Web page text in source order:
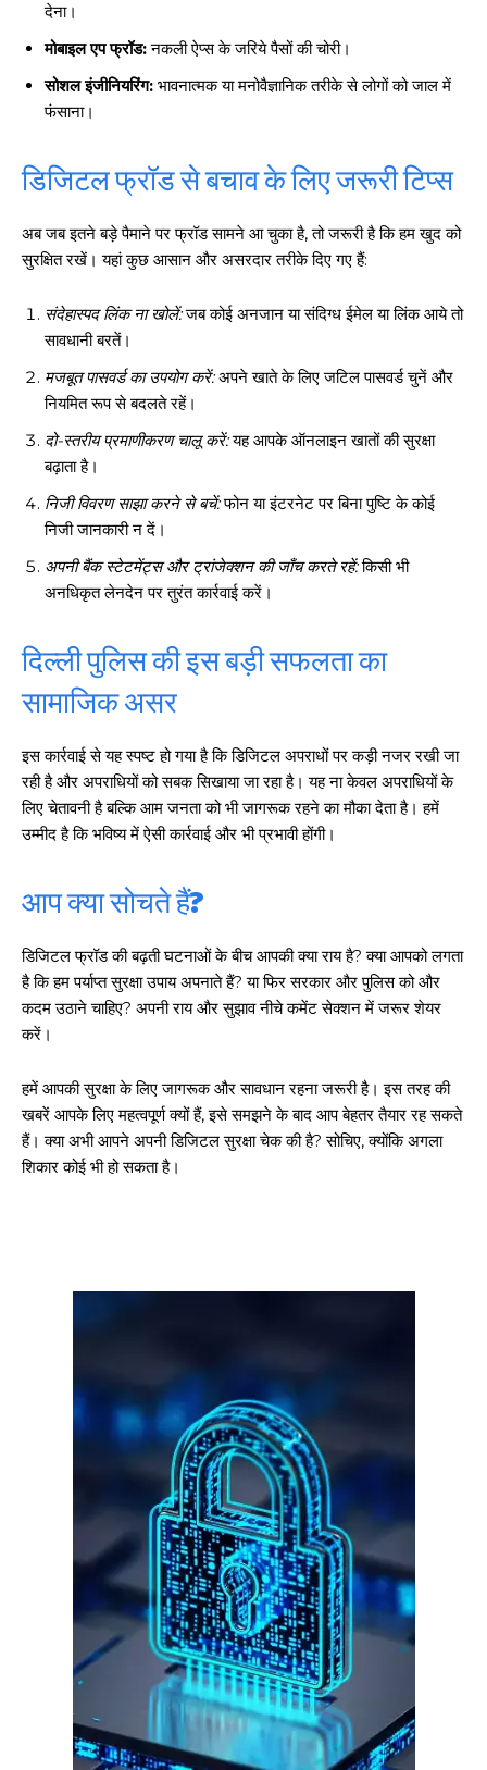
गुरुग्राम साइबर पुलिस ने बीते छह महीने में 18 बैंक कर्मचारियों को किया गिरफ्तार
इन लोगों ने लालच में आकर बैंक खाते खोलकर साइबर ठगों को उपलब्ध कराए
हर खाते के बदले मिलते थे 20 से 25 हजार
देना।
मोबाइल एप फ्रॉड:नकली ऐप्स के जरिये पैसों की चोरी।
सोशल इंजीनियरिंग: भावनात्मक या मनोवैज्ञानिक तरीके से लोगों को जाल में
फंसाना।
डिजिटल फ्रॉड से बचाव के लिए जरूरी टिप्स
अब जब इतने बड़े पैमाने पर फ्रॉड सामने आ चुका है, तो जरूरी है कि हम खुद को
सुरक्षित रखें। यहां कुछ आसान और असरदार तरीके दिए गए हैं:
संदेहास्पद लिंक ना खोलें:जब कोई अनजान या संदिग्ध ईमेल या लिंक आये तो
सावधानी बरतें।
मजबूत पासवर्ड का उपयोग करें:अपने खाते के लिए जटिल पासवर्ड चुनें और
नियमित रूप से बदलते रहें।
दो-स्तरीय प्रमाणीकरण चालू करें:यह आपके ऑनलाइन खातों की सुरक्षा
बढ़ाता है।
निजी विवरण साझा करने से बचें:फोन या इंटरनेट पर बिना पुष्टि के कोई
निजी जानकारी न दें।
अपनी बैंक स्टेटमेंट्स और ट्रांजेक्शन की जाँच करते रहें:किसी भी
अनधिकृत लेनदेन पर तुरंत कार्रवाई करें।
दिल्ली पुलिस की इस बड़ी सफलता का
सामाजिक असर
इस कार्रवाई से यह स्पष्ट हो गया है कि डिजिटल अपराधों पर कड़ी नजर रखी जा
रही है और अपराधियों को सबक सिखाया जा रहा है। यह ना केवल अपराधियों के
लिए चेतावनी है बल्कि आम जनता को भी जागरूक रहने का मौका देता है। हमें
उम्मीद है कि भविष्य में ऐसी कार्रवाई और भी प्रभावी होंगी।
आप क्या सोचते हैं?
डिजिटल फ्रॉड की बढ़ती घटनाओं के बीच आपकी क्या राय है? क्या आपको लगता
है कि हम पर्याप्त सुरक्षा उपाय अपनाते हैं? या फिर सरकार और पुलिस को और
कदम उठाने चाहिए? अपनी राय और सुझाव नीचे कमेंट सेक्शन में जरूर शेयर
करें।
हमें आपकी सुरक्षा के लिए जागरूक और सावधान रहना जरूरी है। इस तरह की
खबरें आपके लिए महत्वपूर्ण क्यों हैं, इसे समझने के बाद आप बेहतर तैयार रह सकते
हैं। क्या अभी आपने अपनी डिजिटल सुरक्षा चेक की है? सोचिए, क्योंकि अगला
शिकार कोई भी हो सकता है।